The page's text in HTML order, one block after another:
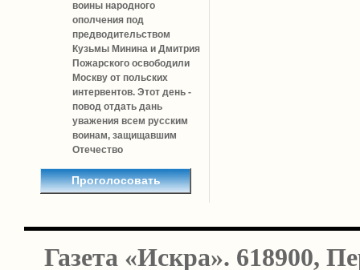
воины народного
ополчения под
предводительством
Кузьмы Минина и Дмитрия
Пожарского освободили
Москву от польских
интервентов. Этот день -
повод отдать дань
уважения всем русским
воинам, защищавшим
Отечество
Газета «Искра». 618900,